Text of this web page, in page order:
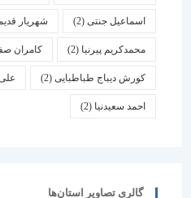
اسماعیل جنتی(2) شهریار قدیمی(2)
محمدکریم پیرنیا (2) کامران صفامنش(2)
کورش دیباج طباطبایی(2) علی ملکی(2)
احمد سعیدنیا (2)
گالری تصاویر استان‌ها